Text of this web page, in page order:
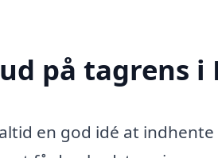
på tagrens i
en god idé at